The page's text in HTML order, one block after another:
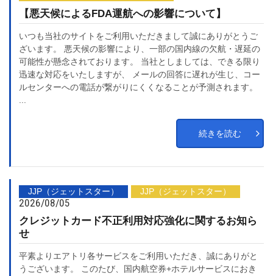
【悪天候によるFDA運航への影響について】
いつも当社のサイトをご利用いただきまして誠にありがとうご
ざいます。 悪天候の影響により、一部の国内線の欠航・遅延の
可能性が懸念されております。 当社としましては、できる限り
迅速な対応をいたしますが、 メールの回答に遅れが生じ、コー
ルセンターへの電話が繋がりにくくなることが予測されます。
続きを読む
JJP（ジェットスター） JJP（ジェットスター）
2026/08/05
クレジットカード不正利用対応強化に関するお知ら
せ
平素よりエアトリ各サービスをご利用いただき、誠にありがと
うございます。 このたび、国内航空券+ホテルサービスにおき